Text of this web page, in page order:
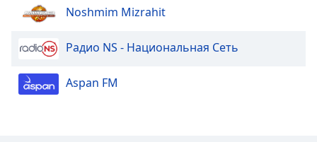
Noshmim Mizrahit
Радио NS - Национальная Сеть
Aspan FM